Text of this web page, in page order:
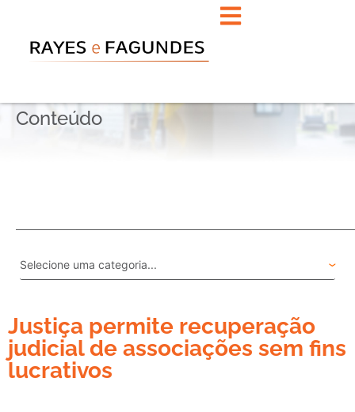
Conteúdo
Justiça permite recuperação
judicial de associações sem fins
lucrativos